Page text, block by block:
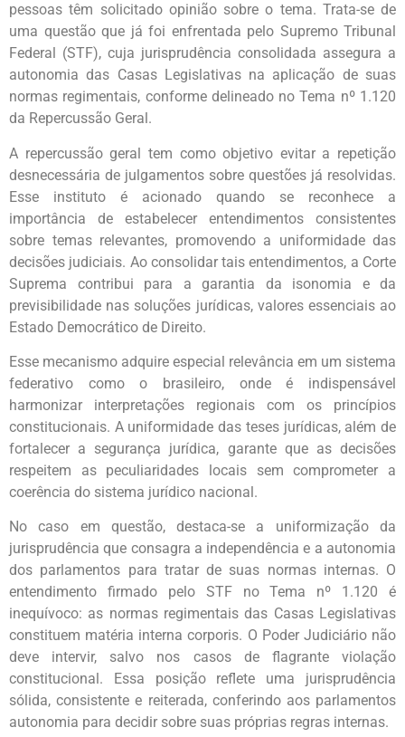
pessoas têm solicitado opinião sobre o tema. Trata-se de
uma questão que já foi enfrentada pelo Supremo Tribunal
Federal (STF), cuja jurisprudência consolidada assegura a
autonomia das Casas Legislativas na aplicação de suas
normas regimentais, conforme delineado no Tema nº 1.120
da Repercussão Geral.
A repercussão geral tem como objetivo evitar a repetição
desnecessária de julgamentos sobre questões já resolvidas.
Esse instituto é acionado quando se reconhece a
importância de estabelecer entendimentos consistentes
sobre temas relevantes, promovendo a uniformidade das
decisões judiciais. Ao consolidar tais entendimentos, a Corte
Suprema contribui para a garantia da isonomia e da
previsibilidade nas soluções jurídicas, valores essenciais ao
Estado Democrático de Direito.
Esse mecanismo adquire especial relevância em um sistema
federativo como o brasileiro, onde é indispensável
harmonizar interpretações regionais com os princípios
constitucionais. A uniformidade das teses jurídicas, além de
fortalecer a segurança jurídica, garante que as decisões
respeitem as peculiaridades locais sem comprometer a
coerência do sistema jurídico nacional.
No caso em questão, destaca-se a uniformização da
jurisprudência que consagra a independência e a autonomia
dos parlamentos para tratar de suas normas internas. O
entendimento firmado pelo STF no Tema nº 1.120 é
inequívoco: as normas regimentais das Casas Legislativas
constituem matéria interna corporis. O Poder Judiciário não
deve intervir, salvo nos casos de flagrante violação
constitucional. Essa posição reflete uma jurisprudência
sólida, consistente e reiterada, conferindo aos parlamentos
autonomia para decidir sobre suas próprias regras internas.